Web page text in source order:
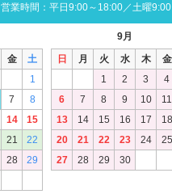
営業時間：平日9:00～18:00／土曜
金
土
1
7
8
14
15
21
22
28
29
9月
日
月 火 水 木 金
1
2 3 4
6
7 8 9 10 11
13
14 15 16 17 18
20
21 22 23 24 25
27
28 29 30